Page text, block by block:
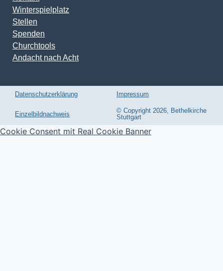
Winterspielplatz
Stellen
Spenden
Churchtools
Andacht nach Acht
Datenschutzerklärung Impressum
Einzelbildnachweis
© Copyright 2026, Bethelkirche
Stuttgart
Cookie Consent mit Real Cookie Banner